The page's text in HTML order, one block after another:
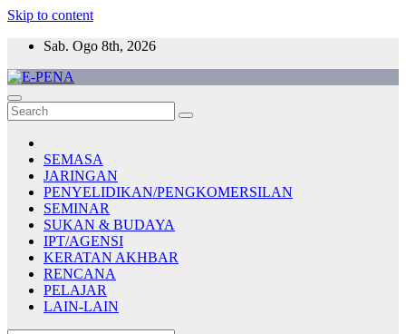
Skip to content
Sab. Ogo 8th, 2026
E-PENA
Berita Digital Terkini
SEMASA
JARINGAN
PENYELIDIKAN/PENGKOMERSILAN
SEMINAR
SUKAN & BUDAYA
IPT/AGENSI
KERATAN AKHBAR
RENCANA
PELAJAR
LAIN-LAIN